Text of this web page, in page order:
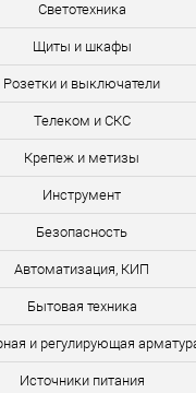
Светотехника
Щиты и шкафы
Розетки и выключатели
Телеком и СКС
Крепеж и метизы
Инструмент
Безопасность
Автоматизация, КИП
Бытовая техника
и регулирующая
Источники питания